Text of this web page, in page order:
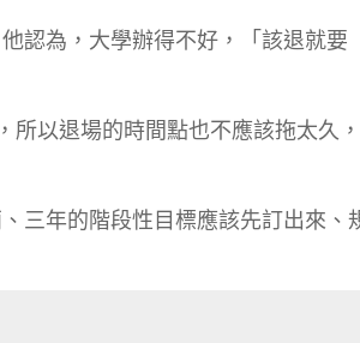
認為，大學辦得不好，「該退就要
所以退場的時間點也不應該拖太久
三年的階段性目標應該先訂出來、